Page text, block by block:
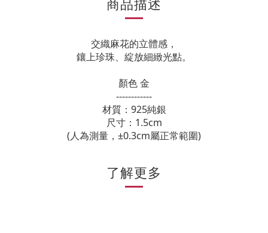
商品描述
交織麻花的立體感，
鑲上珍珠、綻放細緻光點。
顏色 金
------------
材質：925純銀
尺寸：1.5cm
(人為測量，±0.3cm屬正常範圍)
了解更多